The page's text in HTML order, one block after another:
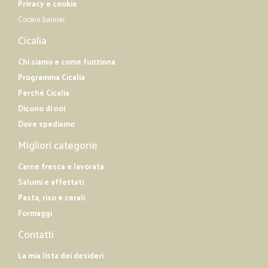
Spedizione rapidissima e curata
Spedizione rapidissima e curata. Molto buono il il servizio e il prezzo.
Privacy e cookie
Cookie banner
Cicalia
Chi siamo e come funziona
Programma Cicalia
Perché Cicalia
Dicono di noi
Dove spediamo
Migliori categorie
Carne fresca e lavorata
Salumi e affettati
Pasta, riso e cerali
Formaggi
Contatti
La mia lista dei desideri